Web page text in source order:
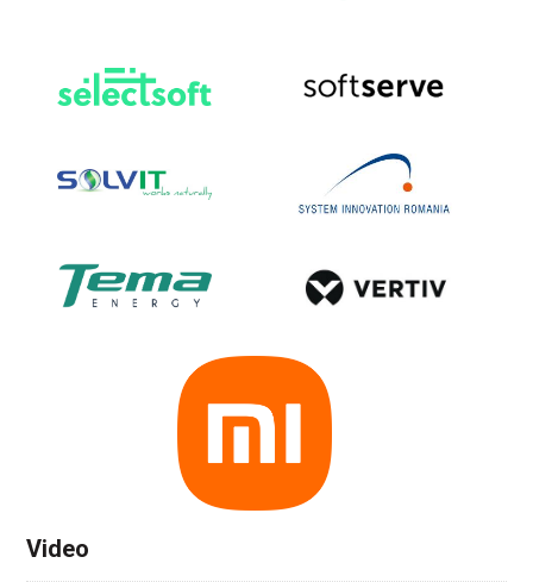
Video